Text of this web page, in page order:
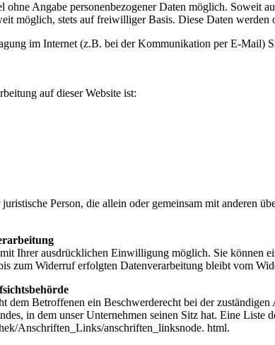
ohne Angabe personenbezogener Daten möglich. Soweit
möglich, stets auf freiwilliger Basis. Diese Daten
im Internet (z.B. bei der Kommunikation per E-
auf dieser Website ist:
Person, die allein oder gemeinsam mit anderen
Ihrer ausdrücklichen Einwilligung möglich. Sie
zum Widerruf erfolgten Datenverarbeitung bleibt vom
dem Betroffenen ein Beschwerderecht bei der
in dem unser Unternehmen seinen Sitz hat. Eine
Anschriften_Links/anschriften_linksnode. html.